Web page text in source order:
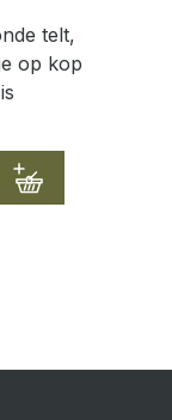
telt,
op kop